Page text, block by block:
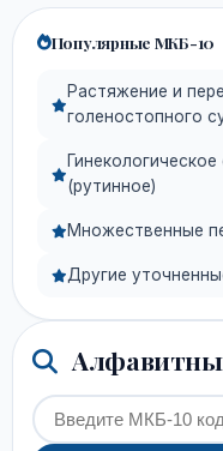
Популярные МКБ-10
Растяжение и
голеностопного
(рутинное)
Множественные
Другие